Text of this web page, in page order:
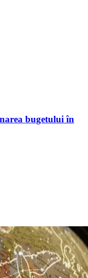
bugetului în